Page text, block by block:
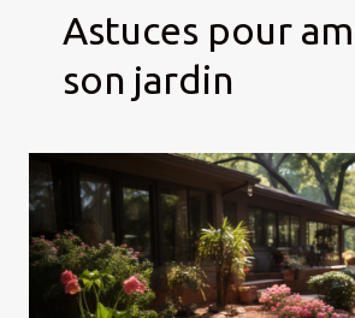
Astuces pour
son jardin